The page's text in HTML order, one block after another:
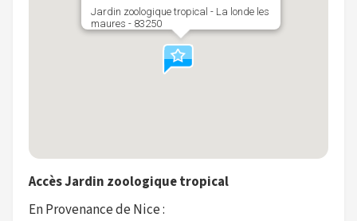
Jardin zoologique tropical - La londe les
maures - 83250
Accès Jardin zoologique tropical
En Provenance de Nice :